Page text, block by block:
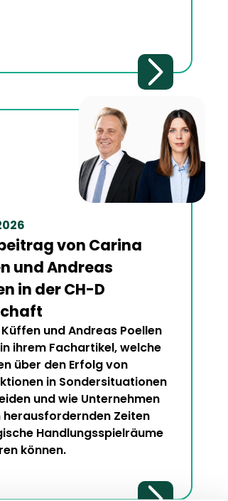
von Carina
und Andreas
in der CH-D
und Andreas Poellen
ihrem Fachartikel, welche
über den Erfolg von
in Sondersituationen
und wie Unternehmen
herausfordernden Zeiten
Handlungsspielräume
können.